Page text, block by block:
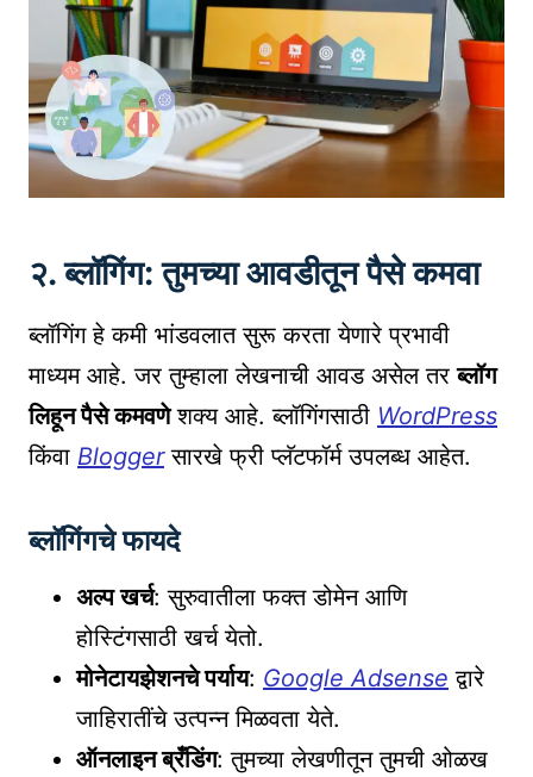
२. ब्लॉगिंग: तुमच्या आवडीतून पैसे कमवा
ब्लॉगिंग हे कमी भांडवलात सुरू करता येणारे प्रभावी
माध्यम आहे. जर तुम्हाला लेखनाची आवड असेल तरब्लॉग
लिहून पैसे कमवणेशक्य आहे. ब्लॉगिंगसाठी WordPress
किंवा Bloggerसारखे फ्री प्लॅटफॉर्म उपलब्ध आहेत.
ब्लॉगिंगचे फायदे
अल्प खर्च: सुरुवातीला फक्त डोमेन आणि
होस्टिंगसाठी खर्च येतो.
मोनेटायझेशनचे पर्याय: Google Adsense द्वारे
जाहिरातींचे उत्पन्न मिळवता येते.
ऑनलाइन ब्रँडिंग: तुमच्या लेखणीतून तुमची ओळख